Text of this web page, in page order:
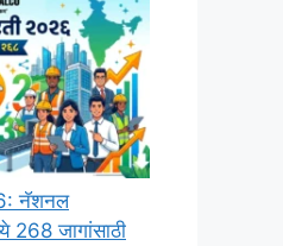
नॅशनल
268 जागांसाठी